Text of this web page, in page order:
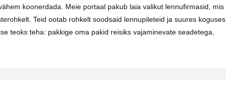
koonerdada. Meie portaal pakub laia valikut lennufirmasid, mis
Teid ootab rohkelt soodsaid lennupileteid ja suures koguses
teoks teha: pakkige oma pakid reisiks vajaminevate seadetega,